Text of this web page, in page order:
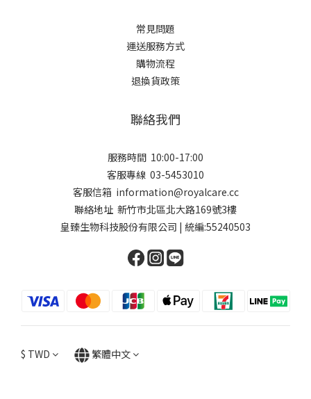
常見問題
運送服務方式
購物流程
退換貨政策
聯絡我們
服務時間 10:00-17:00
客服專線 03-5453010
客服信箱 ​information@royalcare.cc
聯絡地址 新竹市北區北大路169號3樓
皇臻生物科技股份有限公司 | 統編:55240503
$ TWD 繁體中文